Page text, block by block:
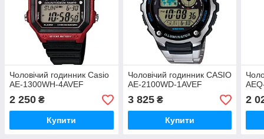
Чоловічий годинник Casio
AE-1300WH-4AVEF
2 250 ₴
Купити
Чоловічий годинник CASIO
AE-2100WD-1AVEF
3 825₴
Купити
2